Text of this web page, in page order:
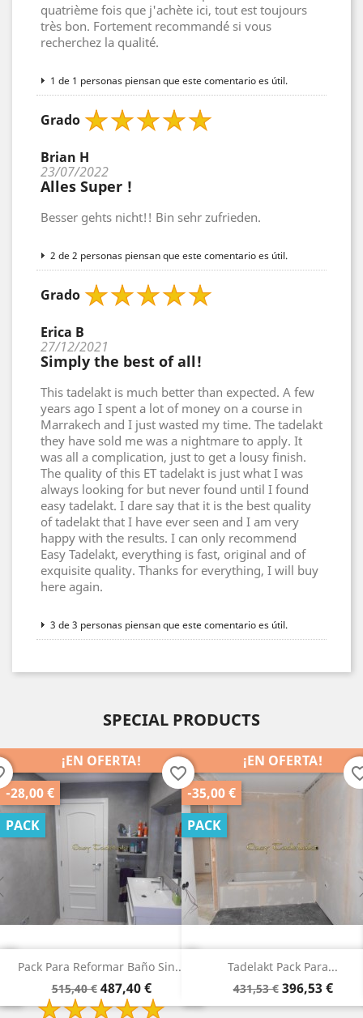
quatrième fois que j'achète ici, tout est toujours
très bon. Fortement recommandé si vous
recherchez la qualité.
1 de 1 personas piensan que este comentario es útil.
Grado
Brian H
23/07/2022
Alles Super !
Besser gehts nicht!! Bin sehr zufrieden.
2 de 2 personas piensan que este comentario es útil.
Grado
Erica B
27/12/2021
Simply the best of all!
This tadelakt is much better than expected. A few
years ago I spent a lot of money on a course in
Marrakech and I just wasted my time. The tadelakt
they have sold me was a nightmare to apply. It
was all a complication, just to get a lousy finish.
The quality of this ET tadelakt is just what I was
always looking for but never found until I found
easy tadelakt. I dare say that it is the best quality
of tadelakt that I have ever seen and I am very
happy with the results. I can only recommend
Easy Tadelakt, everything is fast, original and of
exquisite quality. Thanks for everything, I will buy
here again.
3 de 3 personas piensan que este comentario es útil.
SPECIAL PRODUCTS
Pack Para Reformar Baño Sin...
Precio
base
515,40 € Precio
487,40 €
¡EN OFERTA!
-28,00 €
PACK
favorite_border
Tadelakt Pack Para...
Precio
base
431,53 € Precio
396,53 €
¡EN OFERTA!
-35,00 €
PACK